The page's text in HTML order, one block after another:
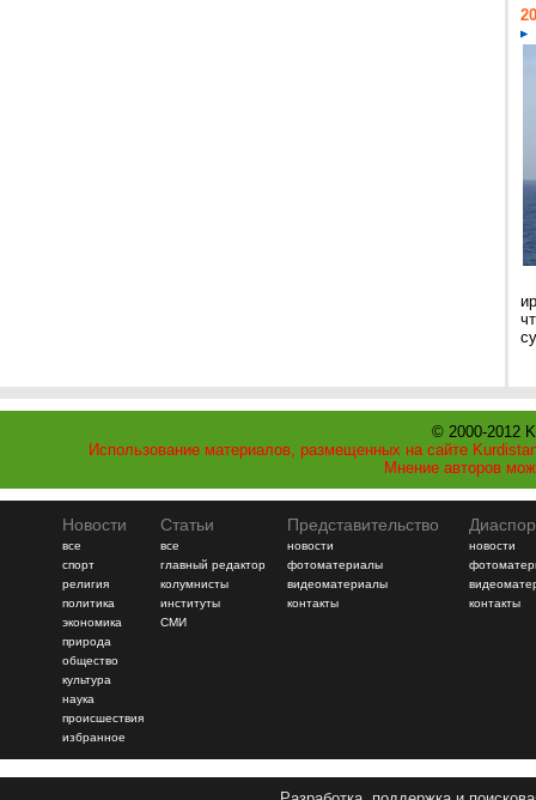
© 2000-2012
Использование материалов, размещенных на сайте
Мнение авторов
Новости
все
спорт
религия
политика
экономика
природа
общество
культура
наука
происшествия
избранное
Статьи
все
главный редактор
колумнисты
институты
СМИ
Представительство
новости
фотоматериалы
видеоматериалы
контакты
новости
контакты